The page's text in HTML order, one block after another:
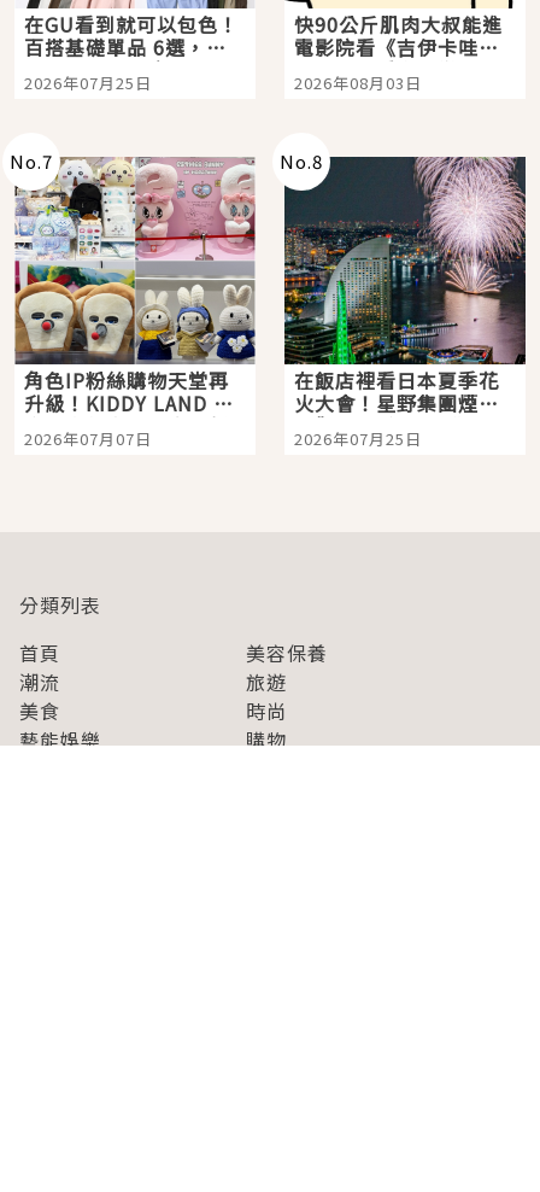
在GU看到就可以包色！
百搭基礎單品 6選，閉
眼全收也不心疼
2026年07月25日
快90公斤肌肉大叔能進
電影院看《吉伊卡哇》
嗎？日本重金屬樂團
「打首」會長與nagano
2026年08月03日
No.7
角色IP粉絲購物天堂再
升級！KIDDY LAND 原
宿店吉伊卡哇迎客，新
開幕 OMOKADO 店3分
2026年07月07日
No.8
在飯店裡看日本夏季花
火大會！星野集團煙火
景觀飯店6選，讓你不用
人擠人悠閒欣賞
2026年07月25日
分類列表
首頁
美容保養
潮流
旅遊
美食
時尚
藝能娛樂
購物